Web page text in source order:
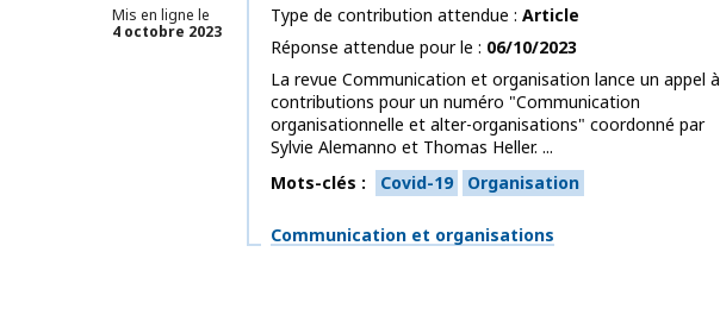
Mis en ligne le
4 octobre 2023
Type de contribution attendue
Article
Réponse attendue pour le
06/10/2023
La revue Communication et organisation lance un appel à
contributions pour un numéro "Communication
organisationnelle et alter-organisations" coordonné par
Sylvie Alemanno et Thomas Heller. ...
Mots-clés
Covid-19 Organisation
Thématiques
Communication et organisations